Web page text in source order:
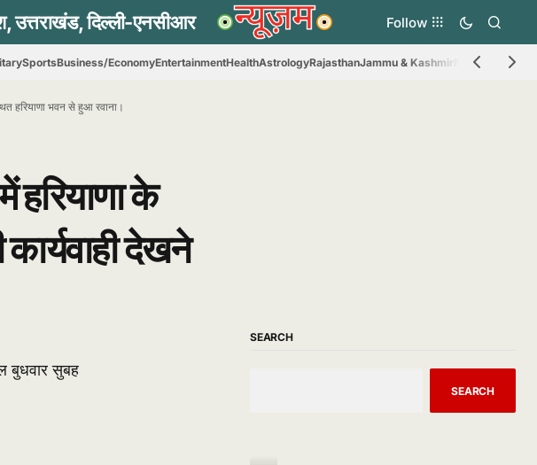
Follow
SportsBusiness/EconomyEntertainmentHealthAstrologyRajasthanJammu & Kashmir Madhya
हरियाणा भवन से हुआ रवाना।
हरियाणा के
देखने
बुधवार सुबह
SEARCH
SEARCH